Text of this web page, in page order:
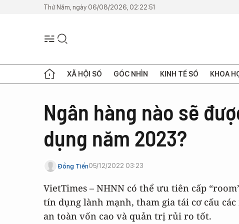
Thứ Năm, ngày 06/08/2026, 02:22:51
XÃ HỘI SỐ GÓC NHÌN KINH TẾ SỐ KHOA
Ngân hàng nào sẽ
dụng năm 2023?
Đồng Tiến05/12/2022 03:23
VietTimes – NHNN có thể ưu tiên cấp
tín dụng lành mạnh, tham gia tái cơ cấu
an toàn vốn cao và quản trị rủi ro tốt.